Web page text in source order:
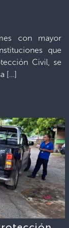
con mayor
que
Civil, se
[…]